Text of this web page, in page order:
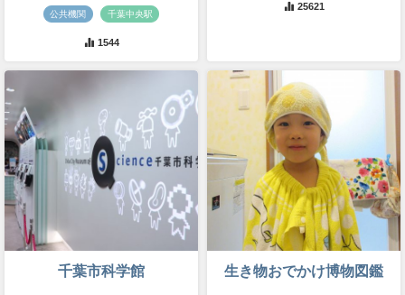
公共機関 千葉中央駅
1544
25621
千葉市科学館 生き物おでかけ博物図鑑